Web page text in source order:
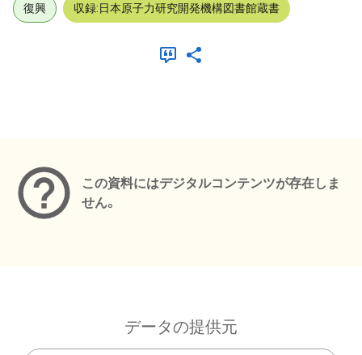
復興 収録:日本原子力研究開発機構図書館蔵書
この資料にはデジタルコンテンツが存在しま
せん。
データの提供元